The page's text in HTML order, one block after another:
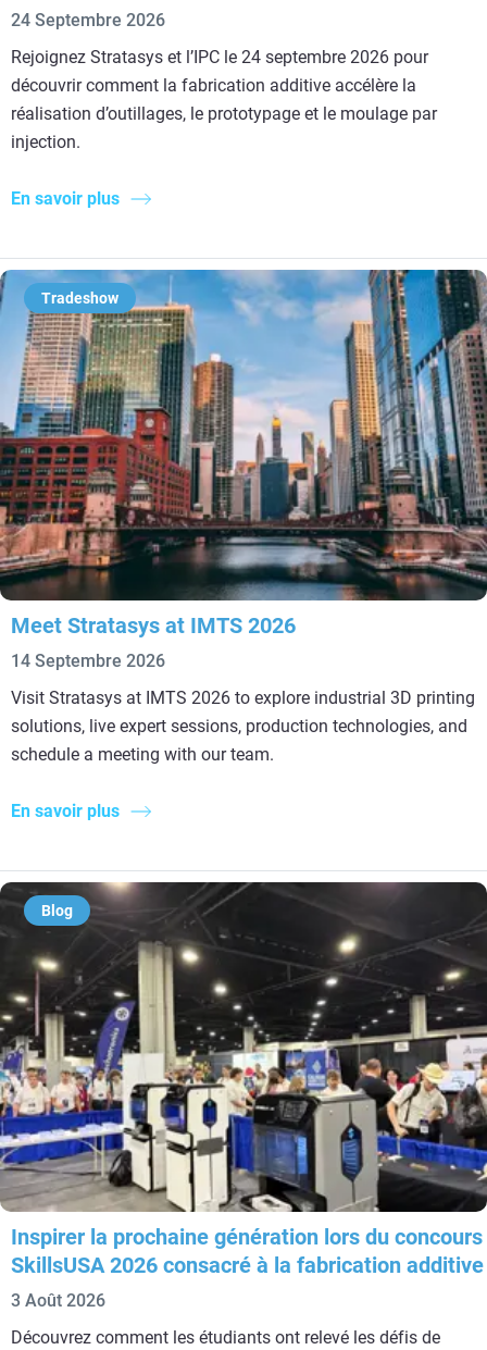
24 Septembre 2026
Rejoignez Stratasys et l’IPC le 24 septembre 2026 pour
découvrir comment la fabrication additive accélère la
réalisation d’outillages, le prototypage et le moulage par
injection.
En savoir plus
Tradeshow
Meet Stratasys at IMTS 2026
14 Septembre 2026
Visit Stratasys at IMTS 2026 to explore industrial 3D printing
solutions, live expert sessions, production technologies, and
schedule a meeting with our team.
En savoir plus
Blog
Inspirer la prochaine génération lors du concours
SkillsUSA 2026 consacré à la fabrication additive
3 Août 2026
Découvrez comment les étudiants ont relevé les défis de